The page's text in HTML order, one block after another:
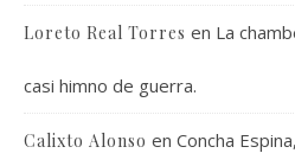
Loreto Real Torres en La
casi himno de guerra.
Calixto Alonso en Concha